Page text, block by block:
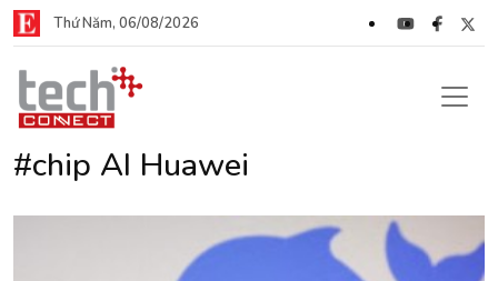
Thứ Năm, 06/08/2026
#chip AI Huawei